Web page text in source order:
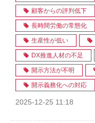
顧客からの評判低下
長時間労働の常態化
生産性が低い
DX推進人材の不足
開示方法が不明
開示義務化への対応
2025-12-25 11:18